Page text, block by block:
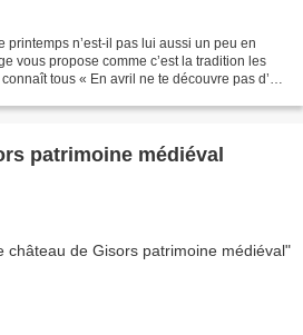
printemps n’est-il pas lui aussi un peu en
vous propose comme c’est la tradition les
tous « En avril ne te découvre pas d’un
patrimoine médiéval